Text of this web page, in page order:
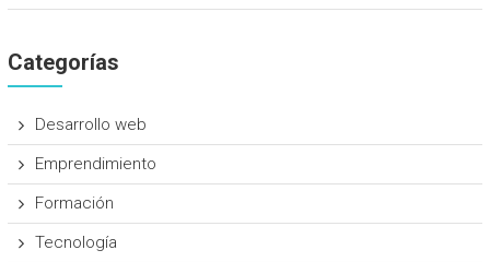
Categorías
Desarrollo web
Emprendimiento
Formación
Tecnología